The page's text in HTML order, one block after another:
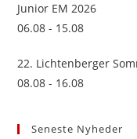
Junior EM 2026
06.08 - 15.08
22. Lichtenberger
08.08 - 16.08
Seneste Nyheder